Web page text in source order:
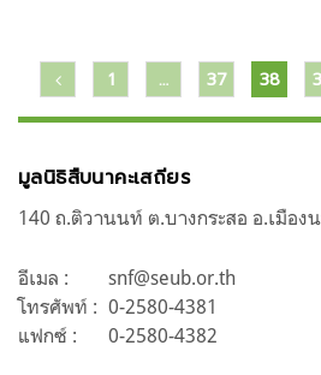
แนะแนว
เรื่อง
1 … 37 38
มูลนิธิสืบนาคะเสถียร
140 ถ.ติวานนท์ ต.บางกระสอ อ.เมือ
อีเมล :
snf@seub.or.th
โทรศัพท์ : 0-2580-4381
แฟกซ์ :
0-2580-4382